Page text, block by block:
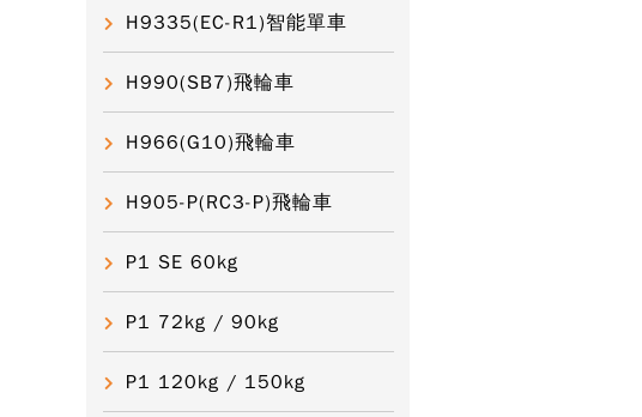
H9335(EC-R1)智能單車
H990(SB7)飛輪車
H966(G10)飛輪車
H905-P(RC3-P)飛輪車
P1 SE 60kg
P1 72kg / 90kg
P1 120kg / 150kg